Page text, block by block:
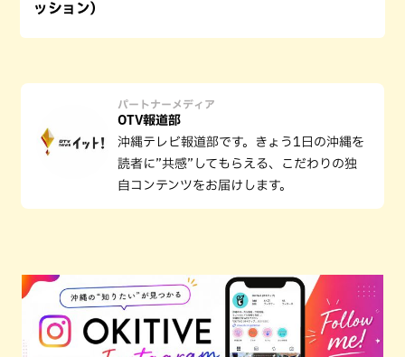
ッション）
パートナーメディア
OTV報道部
沖縄テレビ報道部です。きょう1日の沖縄を
読者に”共感”してもらえる、こだわりの独
自コンテンツをお届けします。